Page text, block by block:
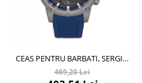
CEAS PENTRU BARBATI, SERGIO
TACCHINI ARCHIVIO,
ST.1.10186.4
469,20 Lei